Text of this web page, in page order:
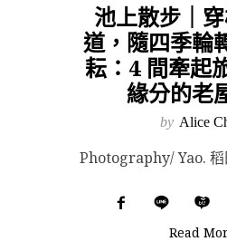
池上散步｜
道，隨四季輪
耘：4 間牽起
緣分的老
by Alice
Read